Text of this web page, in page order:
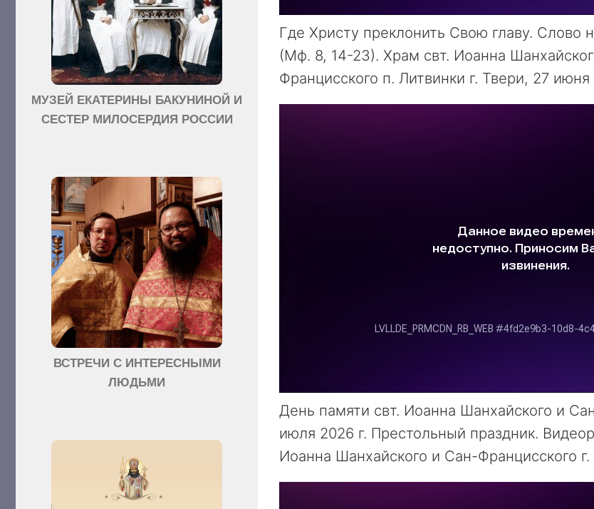
Где Христу преклонить Свою главу. Слово
(Мф. 8, 14-23). Храм свт. Иоанна
Францисского п. Литвинки г. Твери, 27 июня
День памяти свт. Иоанна Шанхайского и
июля 2026 г. Престольный праздник.
Иоанна Шанхайского и Сан-Францисского г.
МУЗЕЙ ЕКАТЕРИНЫ БАКУНИНОЙ И
СЕСТЕР МИЛОСЕРДИЯ РОССИИ
ВСТРЕЧИ С ИНТЕРЕСНЫМИ
ЛЮДЬМИ